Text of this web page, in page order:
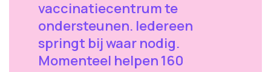
vaccinatiecentrum te
ondersteunen. Iedereen
springt bij waar nodig.
Momenteel helpen 160